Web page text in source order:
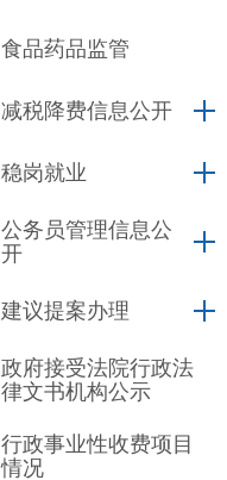
食品药品监管
减税降费信息公开
稳岗就业
公务员管理信息公
开
建议提案办理
政府接受法院行政法
律文书机构公示
行政事业性收费项目
情况